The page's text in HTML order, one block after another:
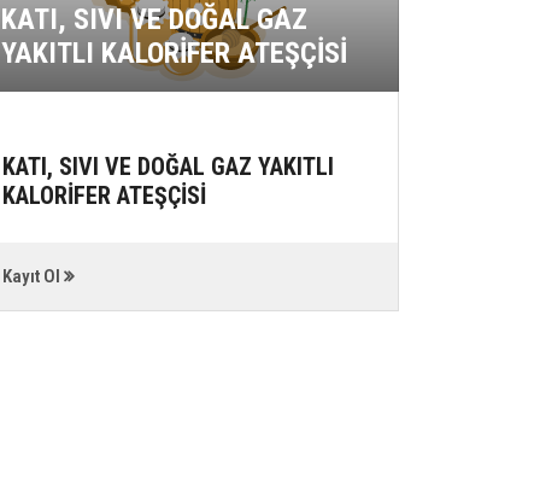
KATI, SIVI VE DOĞAL GAZ
YAKITLI KALORİFER ATEŞÇİSİ
KATI, SIVI VE DOĞAL GAZ YAKITLI
KALORİFER ATEŞÇİSİ
Kayıt Ol